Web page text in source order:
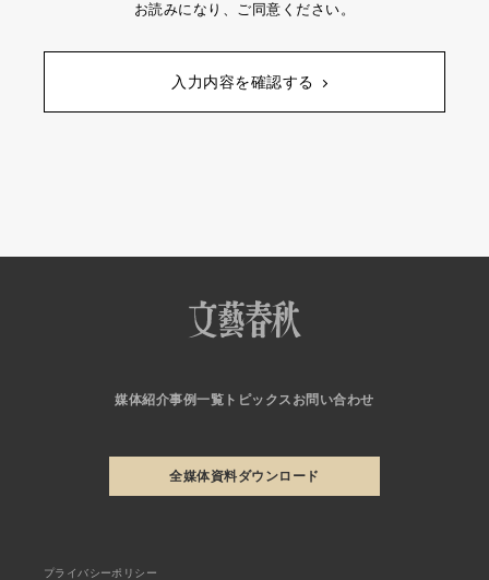
お読みになり、ご同意ください。
媒体紹介事例一覧 トピックス お問い合わせ
全媒体資料ダウンロード
プライバシーポリシー